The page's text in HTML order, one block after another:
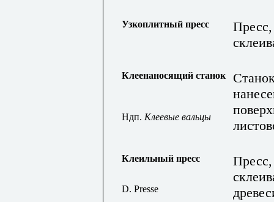
Узкоплитный пресс
Клеенаносящий станок
Ндп. Клеевые вальцы
Клеильный пресс
D. Presse